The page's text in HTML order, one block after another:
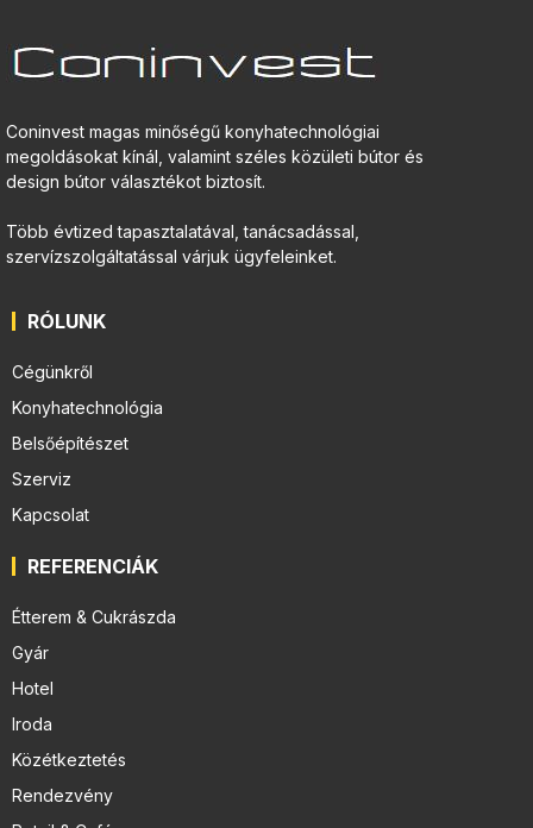
Coninvest magas minőségű konyhatechnológiai
megoldásokat kínál, valamint széles közületi bútor és
design bútor választékot biztosít.
Több évtized tapasztalatával, tanácsadással,
szervízszolgáltatással várjuk ügyfeleinket.
RÓLUNK
Cégünkről
Konyhatechnológia
Belsőépítészet
Szerviz
Kapcsolat
REFERENCIÁK
Étterem & Cukrászda
Gyár
Hotel
Iroda
Közétkeztetés
Rendezvény